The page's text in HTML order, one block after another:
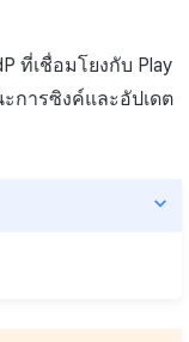
ที่เชื่อมโยงกับ Play
การซิงค์และอัปเดต